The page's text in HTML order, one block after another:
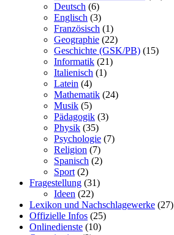
Deutsch (6)
Englisch (3)
Französisch (1)
Geographie (22)
Geschichte (GSK/PB) (15)
Informatik (21)
Italienisch (1)
Latein (4)
Mathematik (24)
Musik (5)
Pädagogik (3)
Physik (35)
Psychologie (7)
Religion (7)
Spanisch (2)
Sport (2)
Fragestellung (31)
Ideen (22)
Lexikon und Nachschlagewerke (27)
Offizielle Infos (25)
Onlinedienste (10)